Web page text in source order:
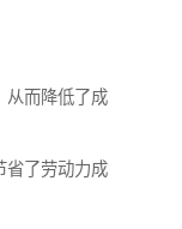
从而降低了成
省了劳动力成